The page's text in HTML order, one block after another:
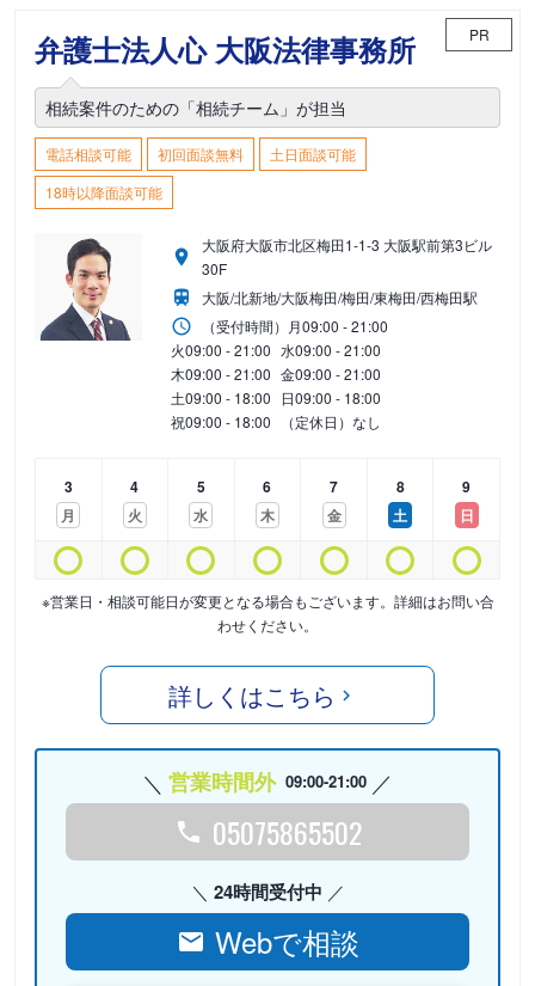
弁護士法人心 大阪法律事務所 PR
相続案件のための「相続チーム」が担当
電話相談可能 初回面談無料
土日面談可能
18時以降面談可能
大阪府大阪市北区梅田1-1-3 大阪駅前第3ビル
30F
大阪/北新地/大阪梅田/梅田/東梅田/西梅田駅
（受付時間） 月09:00 - 21:00
火09:00 - 21:00 水09:00 - 21:00
木09:00 - 21:00 金09:00 - 21:00
土09:00 - 18:00 日09:00 - 18:00
祝09:00 - 18:00 （定休日）なし
3
月
4
火
5
水
6
木
7
金
8
土
9
日
※営業日・相談可能日が変更となる場合もございます。詳細はお問い合
わせください。
詳しくはこちら
営業時間外 09:00-21:00
05075865502
24時間受付中
Webで相談